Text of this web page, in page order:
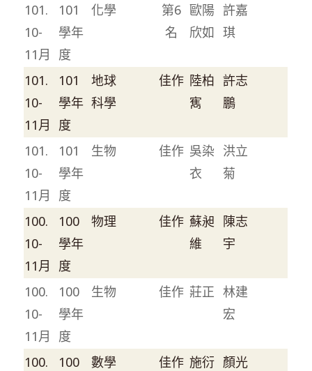
101.
10-
11月
101
學年
度
化學
第6
名
歐陽
欣如
許嘉
琪
101.
10-
11月
101
學年
度
地球
科學
佳作 陸柏
寯
許志
鵬
101.
10-
11月
101
學年
度
生物 佳作 吳染
衣
洪立
菊
100.
10-
11月
100
學年
度
物理 佳作 蘇昶
維
陳志
宇
100.
10-
11月
100
學年
度
生物 佳作 莊正 林建
宏
100.
100
數學 佳作 施衍 顏光